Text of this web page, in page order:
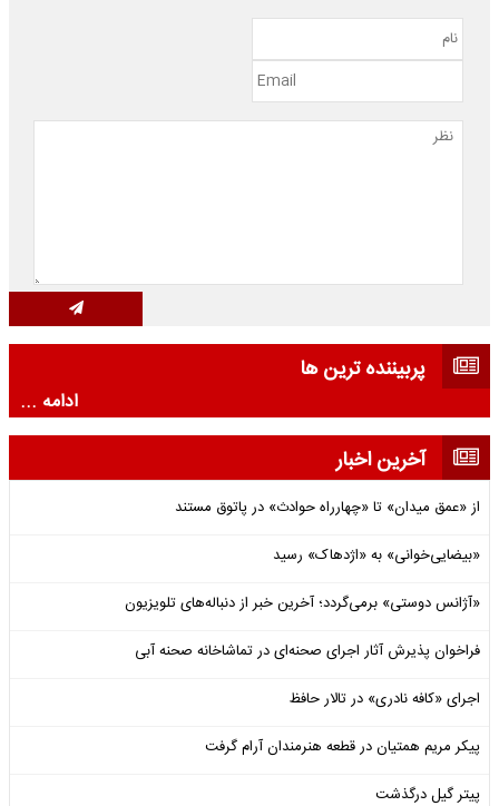
پربیننده ترین ها
ادامه ...
آخرین اخبار
از «عمق میدان» تا «چهارراه حوادث» در پاتوق مستند
«بیضایی‌خوانی» به «اژدهاک» رسید
«آژانس دوستی» برمی‌گردد؛ آخرین خبر از دنباله‌های تلویزیون
فراخوان پذیرش آثار اجرای صحنه‌ای در تماشاخانه صحنه آبی
اجرای «کافه نادری» در تالار حافظ
پیکر مریم همتیان در قطعه هنرمندان آرام گرفت
پیتر گیل درگذشت